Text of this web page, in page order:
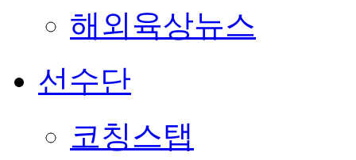
해외육상뉴스
선수단
코칭스탭